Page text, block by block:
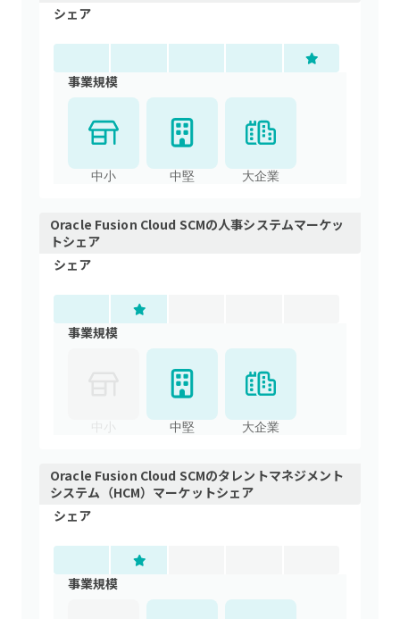
シェア
事業規模
中小 中堅 大企業
Oracle Fusion Cloud SCMの人事システムマーケッ
トシェア
シェア
事業規模
中堅 大企業
Oracle Fusion Cloud SCMのタレントマネジメント
システム（HCM） マーケットシェア
シェア
事業規模